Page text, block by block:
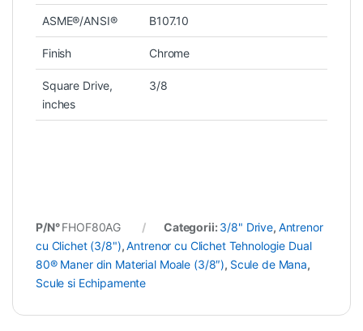
ASME®/ANSI® B107.10
Finish Chrome
Square Drive,
inches
3/8
P/N°FHOF80AG Categorii: 3/8" Drive, Antrenor
cu Clichet (3/8"),Antrenor cu Clichet Tehnologie Dual
80® Maner din Material Moale (3/8″), Scule de Mana,
Scule si Echipamente